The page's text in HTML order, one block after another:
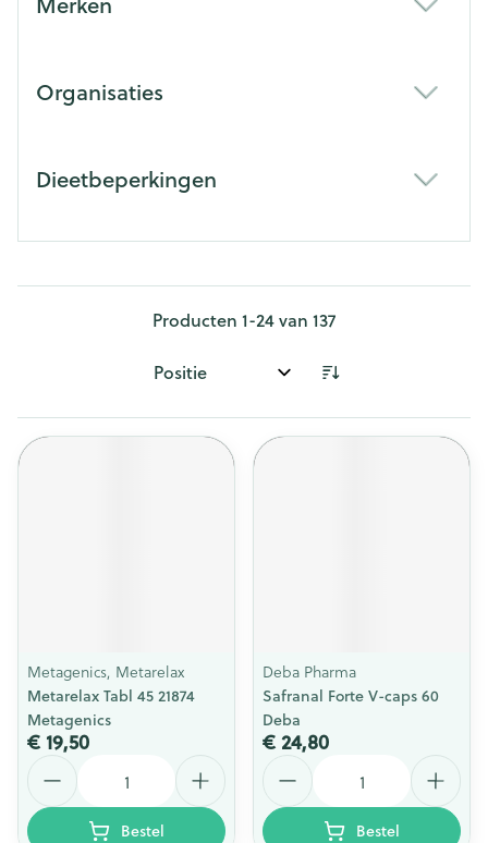
Organisaties
Dieetbeperkingen
Producten 1-24van 137
Sorteer op:
Metagenics, Metarelax
Metarelax Tabl 45 21874
Metagenics
€ 19,50
Bestel
Deba Pharma
Safranal Forte V-caps 60
Deba
€ 24,80
Aantal
Bestel